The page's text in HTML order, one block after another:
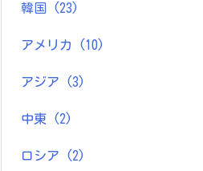
韓国 (23)
アメリカ (10)
アジア (3)
中東 (2)
ロシア (2)